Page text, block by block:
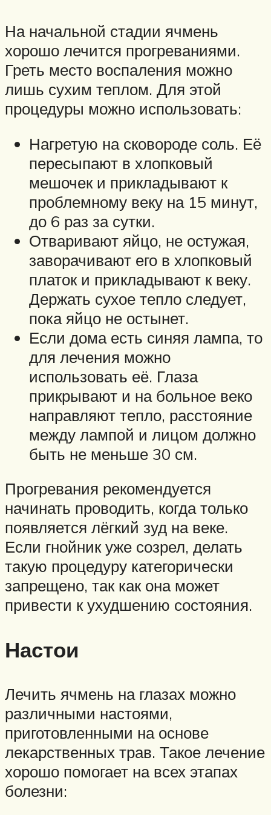
На начальной стадии ячмень
хорошо лечится прогреваниями.
Греть место воспаления можно
лишь сухим теплом. Для этой
процедуры можно использовать:
Нагретую на сковороде соль. Её
пересыпают в хлопковый
мешочек и прикладывают к
проблемному веку на 15 минут,
до 6 раз за сутки.
Отваривают яйцо, не остужая,
заворачивают его в хлопковый
платок и прикладывают к веку.
Держать сухое тепло следует,
пока яйцо не остынет.
Если дома есть синяя лампа, то
для лечения можно
использовать её. Глаза
прикрывают и на больное веко
направляют тепло, расстояние
между лампой и лицом должно
быть не меньше 30 см.
Прогревания рекомендуется
начинать проводить, когда только
появляется лёгкий зуд на веке.
Если гнойник уже созрел, делать
такую процедуру категорически
запрещено, так как она может
привести к ухудшению состояния.
Настои
Лечить ячмень на глазах можно
различными настоями,
приготовленными на основе
лекарственных трав. Такое лечение
хорошо помогает на всех этапах
болезни: